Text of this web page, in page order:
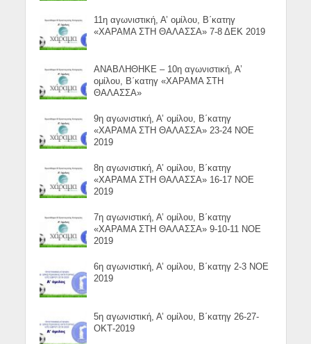
11η αγωνιστική, Α’ ομίλου, Β΄κατηγ
«ΧΑΡΑΜΑ ΣΤΗ ΘΑΛΑΣΣΑ» 7-8 ΔΕΚ 2019
ΑΝΑΒΛΗΘΗΚΕ – 10η αγωνιστική, Α’
ομίλου, Β΄κατηγ «ΧΑΡΑΜΑ ΣΤΗ
ΘΑΛΑΣΣΑ»
9η αγωνιστική, Α’ ομίλου, Β΄κατηγ
«ΧΑΡΑΜΑ ΣΤΗ ΘΑΛΑΣΣΑ» 23-24 ΝΟΕ
2019
8η αγωνιστική, Α’ ομίλου, Β΄κατηγ
«ΧΑΡΑΜΑ ΣΤΗ ΘΑΛΑΣΣΑ» 16-17 ΝΟΕ
2019
7η αγωνιστική, Α’ ομίλου, Β΄κατηγ
«ΧΑΡΑΜΑ ΣΤΗ ΘΑΛΑΣΣΑ» 9-10-11 ΝΟΕ
2019
6η αγωνιστική, Α’ ομίλου, Β΄κατηγ 2-3 ΝΟΕ
2019
5η αγωνιστική, Α’ ομίλου, Β΄κατηγ 26-27-
ΟΚΤ-2019